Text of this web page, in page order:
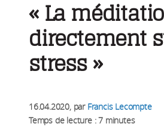
« La
directement
stress »
16.04.2020, par Francis Lecompte
Temps de lecture : 7 minutes